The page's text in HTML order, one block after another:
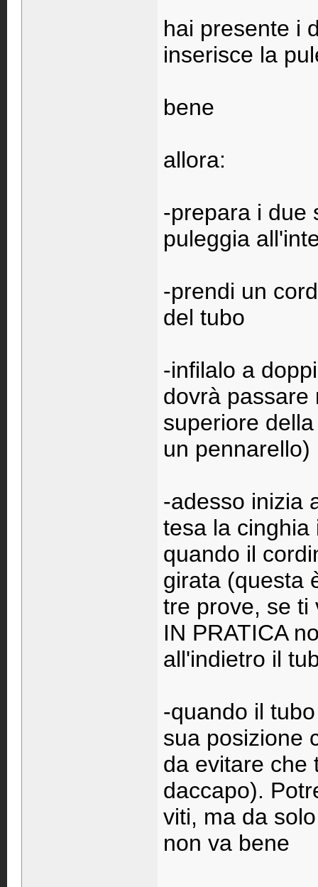
hai presente i
inserisce la
bene
allora:
-prepara i due
puleggia
-prendi un
del tubo
-infilalo a
dovrà passare
superiore
un pennarello)
-adesso inizia
tesa la cinghia
quando il
girata (questa
tre prove, se ti
IN PRATICA
all'indietro il
-quando il
sua posizione
da evitare che
daccapo).
viti, ma da
non va bene